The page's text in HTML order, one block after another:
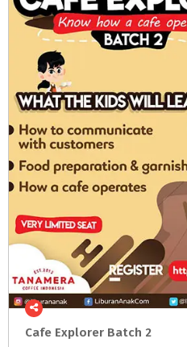
Cafe Explorer Batch 2